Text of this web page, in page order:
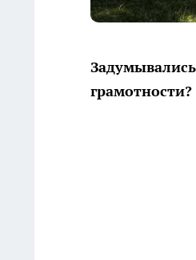
грамотности?